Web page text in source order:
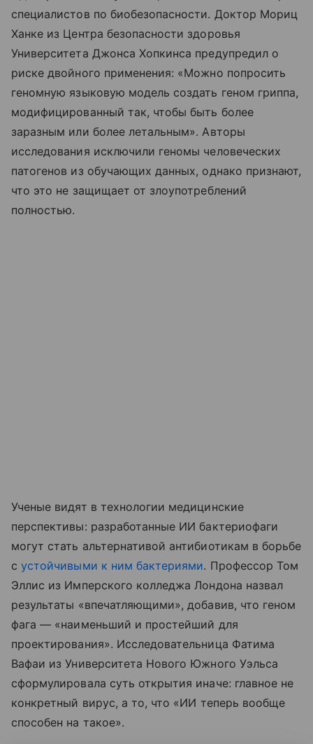
специалистов по биобезопасности. Доктор Мориц
Ханке из Центра безопасности здоровья
Университета Джонса Хопкинса предупредил о
риске двойного применения: «Можно попросить
геномную языковую модель создать геном гриппа,
модифицированный так, чтобы быть более
заразным или более летальным». Авторы
исследования исключили геномы человеческих
патогенов из обучающих данных, однако признают,
что это не защищает от злоупотреблений
полностью.
Ученые видят в технологии медицинские
перспективы: разработанные ИИ бактериофаги
могут стать альтернативой антибиотикам в борьбе
сустойчивыми к ним бактериями. Профессор Том
Эллис из Имперского колледжа Лондона назвал
результаты «впечатляющими», добавив, что геном
фага — «наименьший и простейший для
проектирования». Исследовательница Фатима
Вафаи из Университета Нового Южного Уэльса
сформулировала суть открытия иначе: главное не
конкретный вирус, а то, что «ИИ теперь вообще
способен на такое».